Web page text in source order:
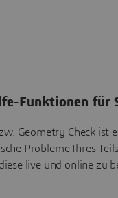
Funktionen für
Geometry Check ist
Probleme Ihres
live und online zu